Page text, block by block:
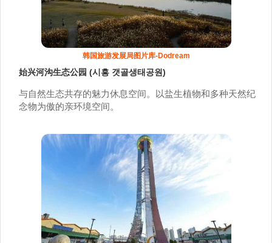
韩国旅游发展局图片库-Dodream
始兴河沟生态公园 (시흥 갯골생태공원)
与自然生态共存的魅力休息空间。以盐生植物和多种天然纪
念物为傲的亲环境空间。